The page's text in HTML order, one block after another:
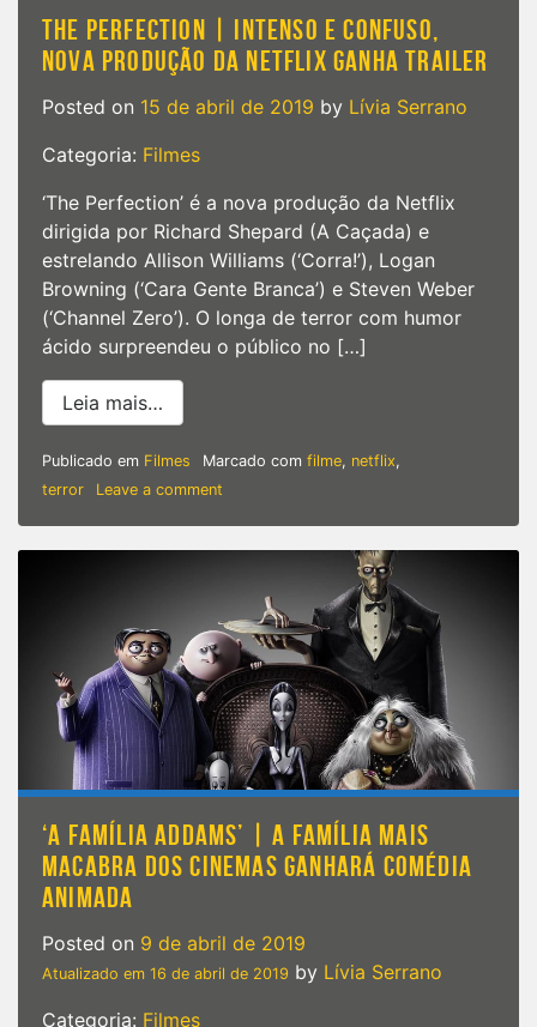
THE PERFECTION | INTENSO E CONFUSO,
NOVA PRODUÇÃO DA NETFLIX GANHA TRAILER
Posted on 15 de abril de 2019 by Lívia Serrano
Categoria: Filmes
‘The Perfection’ é a nova produção da Netflix
dirigida por Richard Shepard (A Caçada) e
estrelando Allison Williams (‘Corra!’), Logan
Browning (‘Cara Gente Branca’) e Steven Weber
(‘Channel Zero’). O longa de terror com humor
ácido surpreendeu o público no […]
Leia mais…
Publicado em Filmes Marcado com filme, netflix,
terror
Leave a comment
Perfection
|
confuso,
nova
produção
da
Netflix
ganha
trailer
‘A FAMÍLIA ADDAMS’ | A FAMÍLIA MAIS
MACABRA DOS CINEMAS GANHARÁ COMÉDIA
ANIMADA
Posted on 9 de abril de 2019
Atualizado em 16 de abril de 2019 by Lívia Serrano
Categoria: Filmes